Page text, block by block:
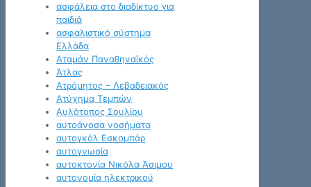
ασφάλεια στο διαδίκτυο για
παιδιά
ασφαλιστικό σύστημα
Ελλάδα
Αταμάν Παναθηναϊκός
Άτλας
Ατρόμητος – Λεβαδειακός
Ατύχημα Τεμπών
Αυλότοπος Σουλίου
αυτοάνοσα νοσήματα
αυτογκόλ Εσκομπάρ
αυτογνωσία
αυτοκτονία Νικόλα Άσιμου
αυτονομία ηλεκτρικού